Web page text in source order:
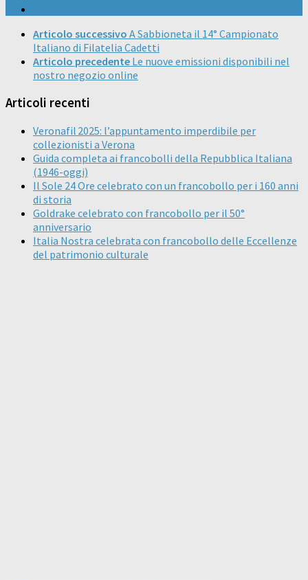
Articolo successivo A Sabbioneta il 14° Campionato
Italiano di Filatelia Cadetti
Articolo precedente Le nuove emissioni disponibili nel
nostro negozio online
Articoli recenti
Veronafil 2025: l’appuntamento imperdibile per
collezionisti a Verona
Guida completa ai francobolli della Repubblica Italiana
(1946-oggi)
Il Sole 24 Ore celebrato con un francobollo per i 160 anni
di storia
Goldrake celebrato con francobollo per il 50°
anniversario
Italia Nostra celebrata con francobollo delle Eccellenze
del patrimonio culturale